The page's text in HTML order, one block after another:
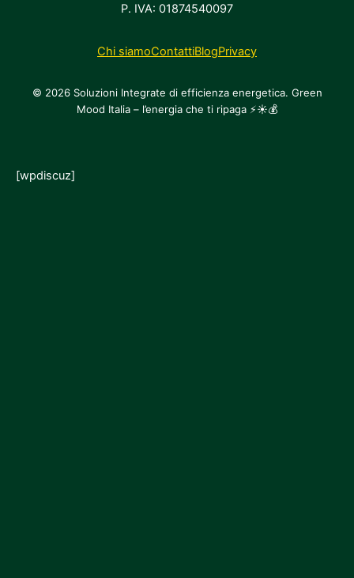
P. IVA: 01874540097
Chi siamoContattiBlogPrivacy
© 2026 Soluzioni Integrate di efficienza energetica. Green
Mood Italia – l’energia che ti ripaga ⚡☀️💰
[wpdiscuz]